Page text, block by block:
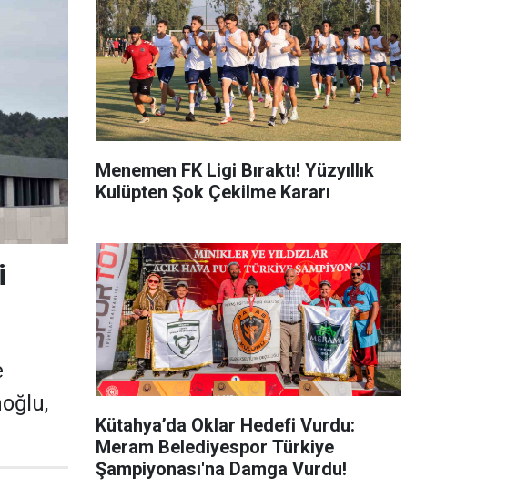
Menemen FK Ligi Bıraktı! Yüzyıllık
Kulüpten Şok Çekilme Kararı
Kütahya’da Oklar Hedefi Vurdu:
Meram Belediyespor Türkiye
Şampiyonası'na Damga Vurdu!